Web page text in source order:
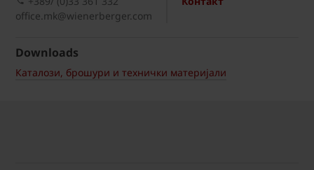
office.mk@wienerberger.com
Downloads
Каталози, брошури и технички материјали